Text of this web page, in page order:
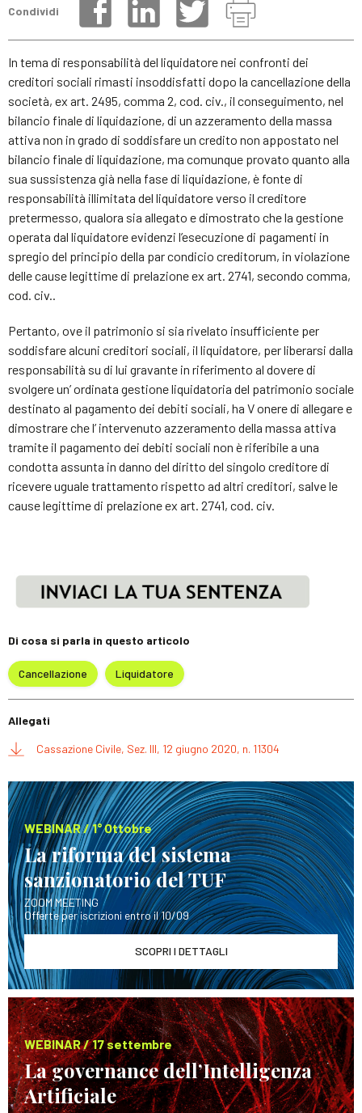
Condividi
In tema di responsabilità del liquidatore nei confronti dei
creditori sociali rimasti insoddisfatti dopo la cancellazione della
società, ex art. 2495, comma 2, cod. civ., il conseguimento, nel
bilancio finale di liquidazione, di un azzeramento della massa
attiva non in grado di soddisfare un credito non appostato nel
bilancio finale di liquidazione, ma comunque provato quanto alla
sua sussistenza già nella fase di liquidazione, è fonte di
responsabilità illimitata del liquidatore verso il creditore
pretermesso, qualora sia allegato e dimostrato che la gestione
operata dal liquidatore evidenzi l’esecuzione di pagamenti in
spregio del principio della par condicio creditorum, in violazione
delle cause legittime di prelazione ex art. 2741, secondo comma,
cod. civ..
Pertanto, ove il patrimonio si sia rivelato insufficiente per
soddisfare alcuni creditori sociali, il liquidatore, per liberarsi dalla
responsabilità su di lui gravante in riferimento al dovere di
svolgere un’ ordinata gestione liquidatoria del patrimonio sociale
destinato al pagamento dei debiti sociali, ha V onere di allegare e
dimostrare che l’ intervenuto azzeramento della massa attiva
tramite il pagamento dei debiti sociali non è riferibile a una
condotta assunta in danno del diritto del singolo creditore di
ricevere uguale trattamento rispetto ad altri creditori, salve le
cause legittime di prelazione ex art. 2741, cod. civ.
Di cosa si parla in questo articolo
Cancellazione Liquidatore
Allegati
Cassazione Civile, Sez. III, 12 giugno 2020, n. 11304
WEBINAR / 1° Ottobre
La riforma del sistema
sanzionatorio del TUF
ZOOM MEETING
Offerte per iscrizioni entro il 10/09
SCOPRI I DETTAGLI
WEBINAR / 17 settembre
La governance dell’Intelligenza
Artificiale